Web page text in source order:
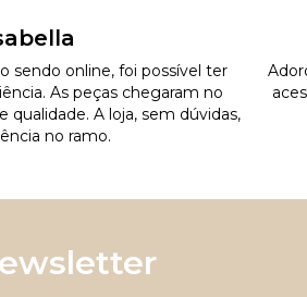
sendo online, foi possível ter
As peças chegaram no
qualidade. A loja, sem dúvidas,
no ramo.